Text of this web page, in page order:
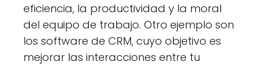
eficiencia, la productividad y la moral
del equipo de trabajo. Otro ejemplo son
los software de CRM, cuyo objetivo es
mejorar las interacciones entre tu